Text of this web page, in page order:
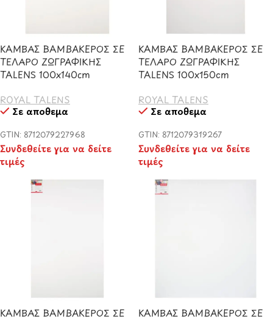
ΚΑΜΒΑΣ ΒΑΜΒΑΚΕΡΟΣ ΣΕ
ΤΕΛΑΡΟ ΖΩΓΡΑΦΙΚΗΣ
TALENS 100x140cm
ROYAL TALENS
Σε απόθεμα
GTIN: 8712079227968
Συνδεθείτε για να δείτε
τιμές
ΚΑΜΒΑΣ ΒΑΜΒΑΚΕΡΟΣ ΣΕ
ΤΕΛΑΡΟ ΖΩΓΡΑΦΙΚΗΣ
TALENS 100x150cm
ROYAL TALENS
Σε απόθεμα
GTIN: 8712079319267
Συνδεθείτε για να δείτε
τιμές
ΚΑΜΒΑΣ ΒΑΜΒΑΚΕΡΟΣ ΣΕ
ΚΑΜΒΑΣ ΒΑΜΒΑΚΕΡΟΣ ΣΕ